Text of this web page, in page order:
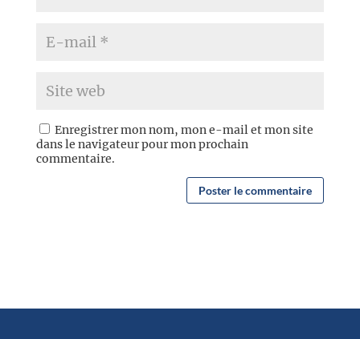
Enregistrer mon nom, mon e-mail et mon site
dans le navigateur pour mon prochain
commentaire.